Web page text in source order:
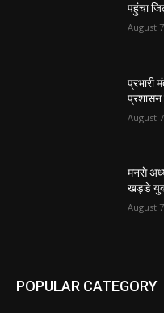
पहुंचा
August
प्रभारी
प्रशासन
August
मनसे
खड्डे
August
POPULAR CATEGORY